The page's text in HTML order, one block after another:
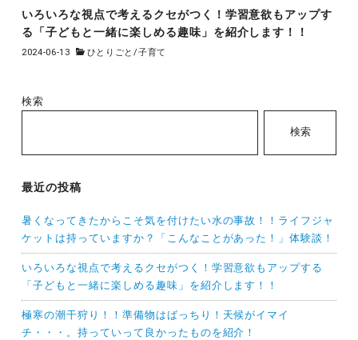
いろいろな視点で考えるクセがつく！学習意欲もアップす
る「子どもと一緒に楽しめる趣味」を紹介します！！
2024-06-13 ひとりごと/子育て
検索
検索
最近の投稿
暑くなってきたからこそ気を付けたい水の事故！！ライフジャ
ケットは持っていますか？「こんなことがあった！」体験談！
いろいろな視点で考えるクセがつく！学習意欲もアップする
「子どもと一緒に楽しめる趣味」を紹介します！！
極寒の潮干狩り！！準備物はばっちり！天候がイマイ
チ・・・。持っていって良かったものを紹介！